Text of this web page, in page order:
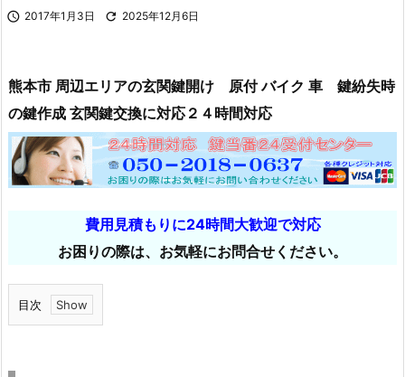
 2017年1月3日  2025年12月6日
熊本市 周辺エリアの玄関鍵開け 原付 バイク 車 鍵紛失時
の鍵作成 玄関鍵交換に対応２４時間対応
費用見積もりに24時間大歓迎で対応
お困りの際は、お気軽にお問合せください。
目次
1.